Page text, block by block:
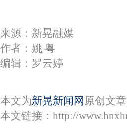
来源：新晃融媒
作者：姚 粤
编辑：罗云婷
本文为新晃新闻网 原创文
本文链接： http://